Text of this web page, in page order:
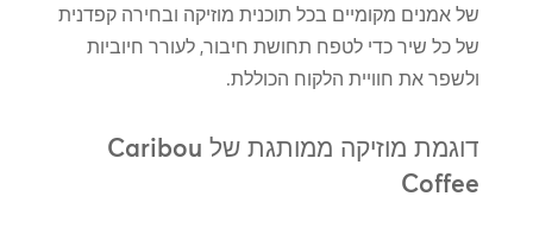
של אמנים מקומיים בכל תוכנית מוזיקה ובחירה קפדנית
של כל שיר כדי לטפח תחושת חיבור, לעורר חיוביות
ולשפר את חוויית הלקוח הכוללת.
דוגמת מוזיקה ממותגת של Caribou
Coffee